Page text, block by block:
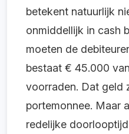
betekent natuurlijk
onmiddellijk in cash
moeten de
bestaat € 45.000
voorraden. Dat geld
portemonnee. Maar
redelijke